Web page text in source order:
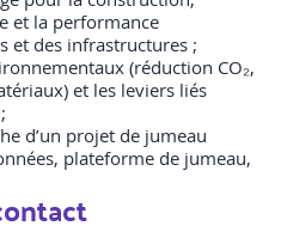
et la performance
et des infrastructures ;
(réduction CO₂,
et les leviers liés
d’un projet de jumeau
plateforme de jumeau,